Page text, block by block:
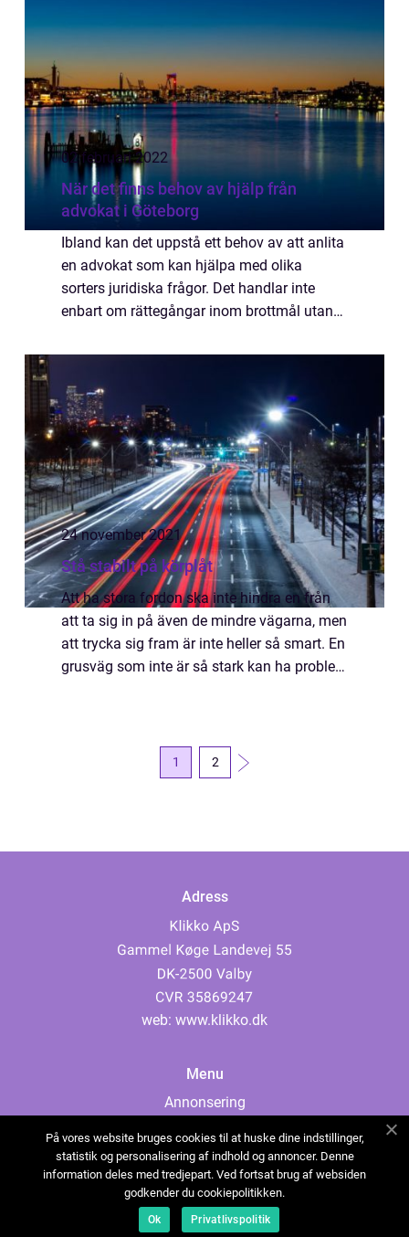
02 februari 2022
När det finns behov av hjälp från
advokat i Göteborg
Ibland kan det uppstå ett behov av att anlita
en advokat som kan hjälpa med olika
sorters juridiska frågor. Det handlar inte
enbart om rättegångar inom brottmål utan
familjerätt. Väldigt många upplever att det
24 november 2021
Stå stabilt på körplåt
Att ha stora fordon ska inte hindra en från
att ta sig in på även de mindre vägarna, men
att trycka sig fram är inte heller så smart. En
grusväg som inte är så stark kan ha problem
1 2
Adress
web: www.klikko.dk
Menu
Annonsering
Cookies
Kontakta oss
Sitemap
På vores website bruges cookies til at huske dine indstillinger,
statistik og personalisering af indhold og annoncer. Denne
information deles med tredjepart. Ved fortsat brug af websiden
godkender du cookiepolitikken.
Ok Privatlivspolitik